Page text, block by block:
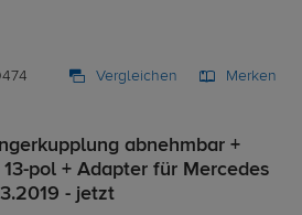
Vergleichen Merken
abnehmbar +
pol + Adapter für Mercedes
- jetzt